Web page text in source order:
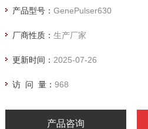
产品型号： GenePulser630
厂商性质： 生产厂家
更新时间： 2025-07-26
访 问 量： 968
产品咨询